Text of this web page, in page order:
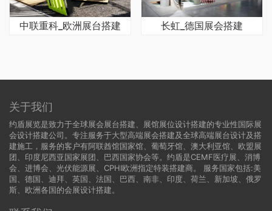
中联重科_欧洲展台搭建 长虹_德国展会搭建
关于我们
约盾展览是致力于全球展会展台搭建、展馆展位设计搭建的专业性国际展
会设计搭建公司。专注服务于大型高端展会搭建及全球高端展台设计及搭
建施工，服务的客户有阿联酋馆国家馆、葡萄牙馆、澳大利亚馆、欧盟展
团、印度尼西亚国家展团、巴西国家协会等。约盾是CEMF医疗展、消博
会、进博会、光伏能源展、CPHI欧洲指定特装搭建商。 服务国家包括:美
国
德国 、迪拜、英国、法国、巴西、南非、印度、荷兰、新加坡、俄罗
斯、欧洲各国的会展设计搭建。